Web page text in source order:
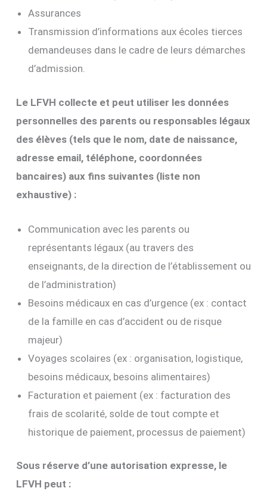
Assurances
Transmission d’informations aux écoles tierces
demandeuses dans le cadre de leurs démarches
d’admission.
Le LFVH collecte et peut utiliser les données
personnelles des parents ou responsables légaux
des élèves (tels que le nom, date de naissance,
adresse email, téléphone, coordonnées
bancaires) aux fins suivantes (liste non
exhaustive) :
Communication avec les parents ou
représentants légaux (au travers des
enseignants, de la direction de l’établissement ou
de l’administration)
Besoins médicaux en cas d’urgence (ex : contact
de la famille en cas d’accident ou de risque
majeur)
Voyages scolaires (ex : organisation, logistique,
besoins médicaux, besoins alimentaires)
Facturation et paiement (ex : facturation des
frais de scolarité, solde de tout compte et
historique de paiement, processus de paiement)
Sous réserve d’une autorisation expresse, le
LFVH peut :